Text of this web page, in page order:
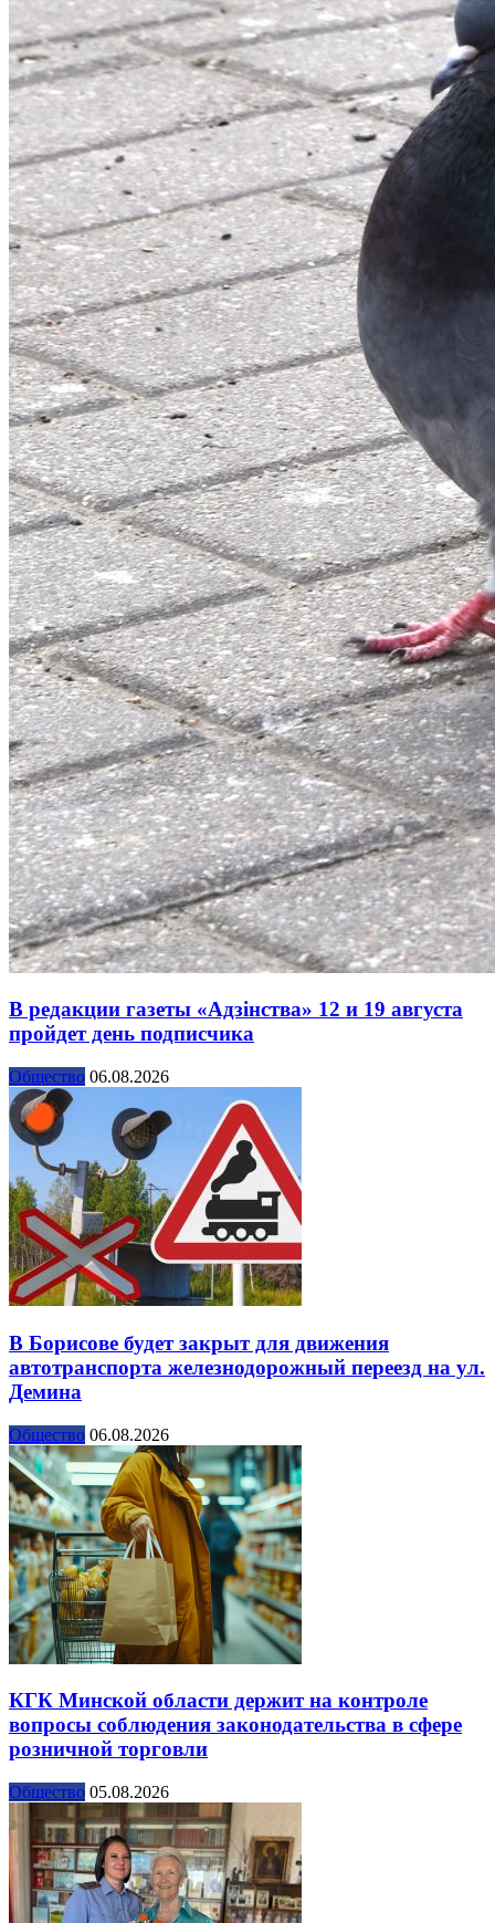
В редакции газеты «Адзінства» 12 и 19 августа
пройдет день подписчика
Общество 06.08.2026
В Борисове будет закрыт для движения
автотранспорта железнодорожный переезд на ул.
Демина
Общество 06.08.2026
КГК Минской области держит на контроле
вопросы соблюдения законодательства в сфере
розничной торговли
Общество 05.08.2026